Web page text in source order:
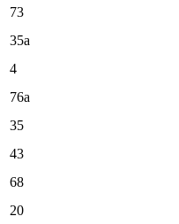
73
35a
4
76a
35
43
68
20